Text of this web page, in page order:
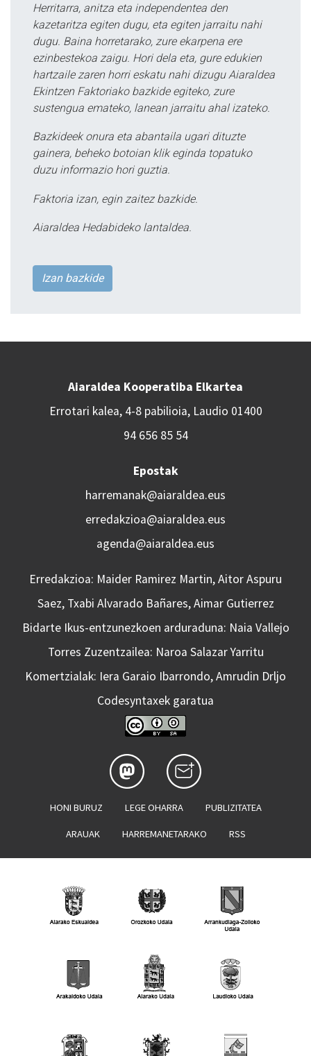
Herritarra, anitza eta independentea den
kazetaritza egiten dugu, eta egiten jarraitu nahi
dugu. Baina horretarako, zure ekarpena ere
ezinbestekoa zaigu. Hori dela eta, gure edukien
hartzaile zaren horri eskatu nahi dizugu Aiaraldea
Ekintzen Faktoriako bazkide egiteko, zure
sustengua emateko, lanean jarraitu ahal izateko.
Bazkideek onura eta abantaila ugari dituzte
gainera, beheko botoian klik eginda topatuko
duzu informazio hori guztia.
Faktoria izan, egin zaitez bazkide.
Aiaraldea Hedabideko lantaldea.
Izan bazkide
Aiaraldea Kooperatiba Elkartea
Errotari kalea, 4-8 pabilioia, Laudio 01400
94 656 85 54
Epostak
harremanak@aiaraldea.eus
erredakzioa@aiaraldea.eus
agenda@aiaraldea.eus
Erredakzioa: Maider Ramirez Martin, Aitor Aspuru
Saez, Txabi Alvarado Bañares, Aimar Gutierrez
Bidarte Ikus-entzunezkoen arduraduna: Naia Vallejo
Torres Zuzentzailea: Naroa Salazar Yarritu
Komertzialak: Iera Garaio Ibarrondo, Amrudin Drljo
Codesyntaxek garatua
HONI BURUZ LEGE OHARRA PUBLIZITATEA
ARAUAK HARREMANETARAKO RSS